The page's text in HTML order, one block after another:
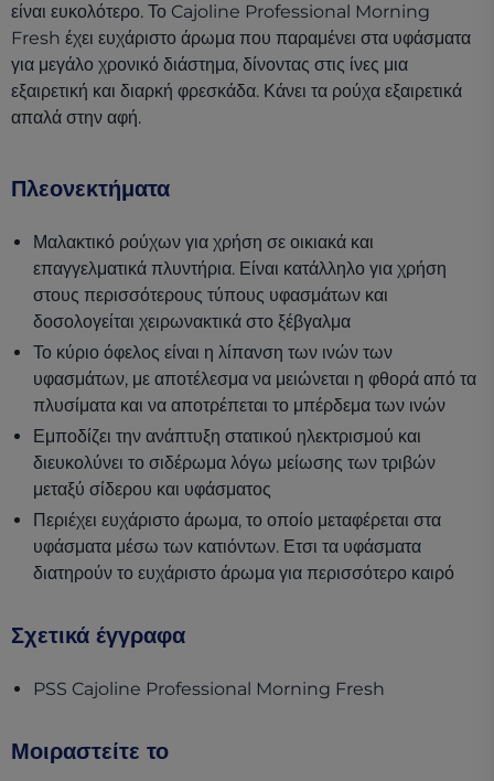
είναι ευκολότερο. Το Cajoline Professional Morning
Fresh έχει ευχάριστο άρωμα που παραμένει στα υφάσματα
για μεγάλο χρονικό διάστημα, δίνοντας στις ίνες μια
εξαιρετική και διαρκή φρεσκάδα. Κάνει τα ρούχα εξαιρετικά
απαλά στην αφή.
Πλεονεκτήματα
Μαλακτικό ρούχων για χρήση σε οικιακά και
επαγγελματικά πλυντήρια. Είναι κατάλληλο για χρήση
στους περισσότερους τύπους υφασμάτων και
δοσολογείται χειρωνακτικά στο ξέβγαλμα
Το κύριο όφελος είναι η λίπανση των ινών των
υφασμάτων, με αποτέλεσμα να μειώνεται η φθορά από τα
πλυσίματα και να αποτρέπεται το μπέρδεμα των ινών
Εμποδίζει την ανάπτυξη στατικού ηλεκτρισμού και
διευκολύνει το σιδέρωμα λόγω μείωσης των τριβών
μεταξύ σίδερου και υφάσματος
Περιέχει ευχάριστο άρωμα, το οποίο μεταφέρεται στα
υφάσματα μέσω των κατιόντων. Ετσι τα υφάσματα
διατηρούν το ευχάριστο άρωμα για περισσότερο καιρό
Σχετικά έγγραφα
PSS Cajoline Professional Morning Fresh
Μοιραστείτε το